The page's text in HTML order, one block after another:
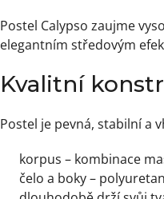
Postel Calypso zaujme
elegantním středovým
Kvalitní
Postel je pevná, stabilní a
korpus – kombinace
čelo a boky –